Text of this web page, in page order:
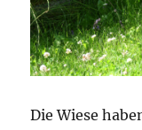
Die Wiese